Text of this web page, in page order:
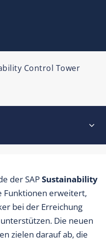
Control Tower
der SAPSustainability
Funktionen erweitert,
bei der Erreichung
Die neuen
zielen darauf ab, die